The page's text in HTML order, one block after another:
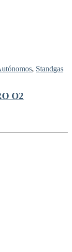
, Standgas
O2